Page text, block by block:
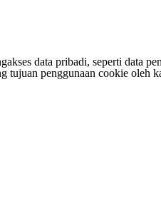
data pribadi, seperti data
tujuan penggunaan cookie